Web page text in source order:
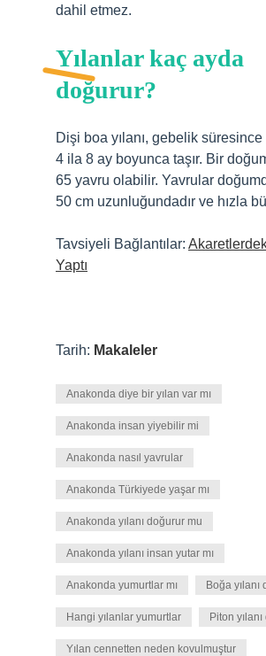
dahil etmez.
Yılanlar kaç ayda
doğurur?
Dişi boa yılanı, gebelik süresince
4 ila 8 ay boyunca taşır. Bir
65 yavru olabilir. Yavrular
50 cm uzunluğundadır ve hızla
Tavsiyeli Bağlantılar:
Yaptı
Tarih: Makaleler
Anakonda diye bir yılan var mı
Anakonda insan yiyebilir mi
Anakonda nasıl yavrular
Anakonda Türkiyede yaşar mı
Anakonda yılanı doğurur mu
Anakonda yılanı insan yutar mı
Anakonda yumurtlar mı Boğa
Hangi yılanlar yumurtlar Piton
Yılan cennetten neden kovulmuştur